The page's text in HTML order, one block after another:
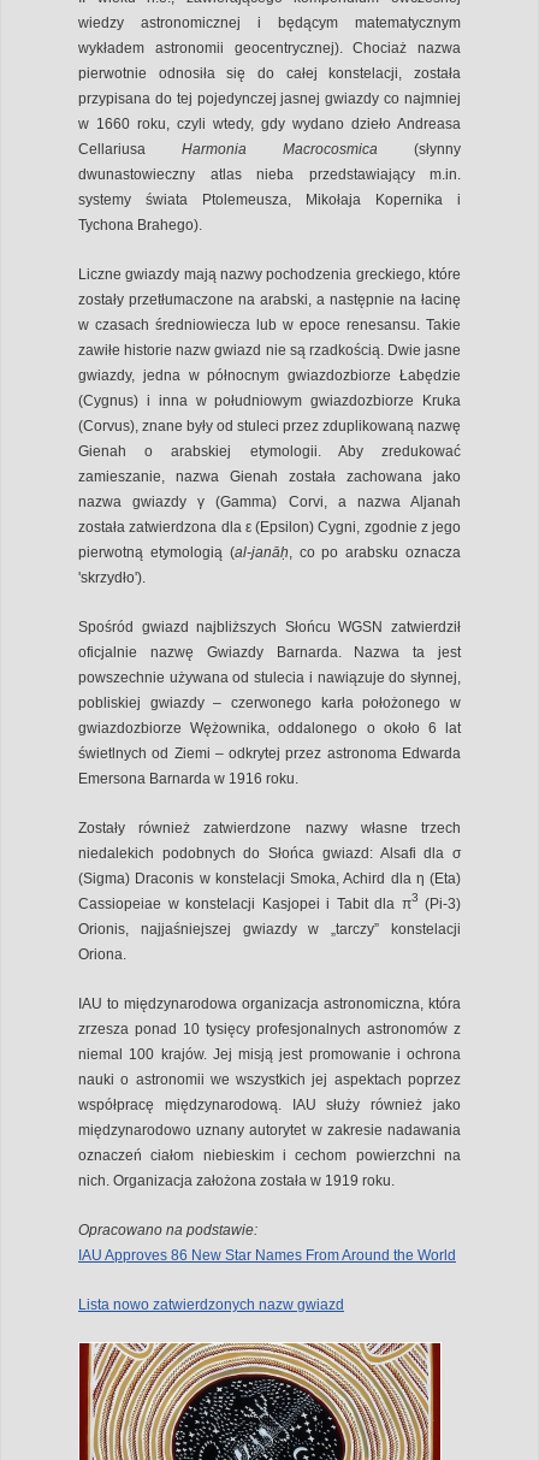
wiedzy astronomicznej i będącym matematycznym
wykładem astronomii geocentrycznej). Chociaż nazwa
pierwotnie odnosiła się do całej konstelacji, została
przypisana do tej pojedynczej jasnej gwiazdy co najmniej
w 1660 roku, czyli wtedy, gdy wydano dzieło Andreasa
Cellariusa Harmonia Macrocosmica (słynny
dwunastowieczny atlas nieba przedstawiający m.in.
systemy świata Ptolemeusza, Mikołaja Kopernika i
Tychona Brahego).
Liczne gwiazdy mają nazwy pochodzenia greckiego, które
zostały przetłumaczone na arabski, a następnie na łacinę
w czasach średniowiecza lub w epoce renesansu. Takie
zawiłe historie nazw gwiazd nie są rzadkością. Dwie jasne
gwiazdy, jedna w północnym gwiazdozbiorze Łabędzie
(Cygnus) i inna w południowym gwiazdozbiorze Kruka
(Corvus), znane były od stuleci przez zduplikowaną nazwę
Gienah o arabskiej etymologii. Aby zredukować
zamieszanie, nazwa Gienah została zachowana jako
nazwa gwiazdy γ (Gamma) Corvi, a nazwa Aljanah
została zatwierdzona dla ε (Epsilon) Cygni, zgodnie z jego
pierwotną etymologią (al-janāḥ , co po arabsku oznacza
'skrzydło').
Spośród gwiazd najbliższych Słońcu WGSN zatwierdził
oficjalnie nazwę Gwiazdy Barnarda. Nazwa ta jest
powszechnie używana od stulecia i nawiązuje do słynnej,
pobliskiej gwiazdy – czerwonego karła położonego w
gwiazdozbiorze Wężownika, oddalonego o około 6 lat
świetlnych od Ziemi – odkrytej przez astronoma Edwarda
Emersona Barnarda w 1916 roku.
Zostały również zatwierdzone nazwy własne trzech
niedalekich podobnych do Słońca gwiazd: Alsafi dla σ
(Sigma) Draconis w konstelacji Smoka, Achird dla η (Eta)
Cassiopeiae w konstelacji Kasjopei i Tabit dla π3 (Pi-3)
Orionis, najjaśniejszej gwiazdy w „tarczy” konstelacji
Oriona.
IAU to międzynarodowa organizacja astronomiczna, która
zrzesza ponad 10 tysięcy profesjonalnych astronomów z
niemal 100 krajów. Jej misją jest promowanie i ochrona
nauki o astronomii we wszystkich jej aspektach poprzez
współpracę międzynarodową. IAU służy również jako
międzynarodowo uznany autorytet w zakresie nadawania
oznaczeń ciałom niebieskim i cechom powierzchni na
nich. Organizacja założona została w 1919 roku.
Opracowano na podstawie:
IAU Approves 86 New Star Names From Around the World
Lista nowo zatwierdzonych nazw gwiazd